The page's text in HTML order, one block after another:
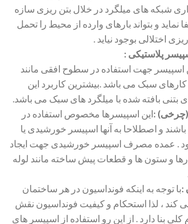
شبکه های میلگرد در خلال بتن ریزی سازه
نماید و بتواند بارهای وارده از محیط را تحمل
اختلالی بوجود نیاید .
پلاستیکی :
اسپیسر جهت استفاده در سطوح افقی مانند
سبک می باشد .بیشترین کاربرد این
بتنی بافته شده با میلگرد های سبک می باشد.
:این اسپیسرها مخصوص استفاده در
و اصطلاحا به آنها اسپیسر خورشیدی یا
. عمده مصرف اسپیسر خورشیدی جهت ایجاد
و ستون ها و قطعات پیش ساخته مانند لوله
:با توجه به اینکه فونداسیون در هر ساختمان
کند ، لذا استحکام و کیفیت فونداسیون نقش
بنا دارد . از این رو استفاده از اسپیسر های